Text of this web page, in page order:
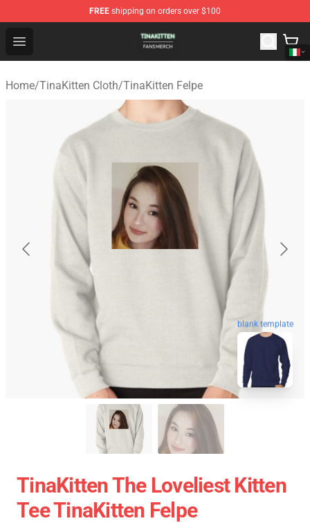
FREE shipping on orders over $100
Open menu
TinaKitten Shop - Official TinaKitten Merchandise Store
Home/TinaKitten Cloth/TinaKitten Felpe
blank template
TinaKitten The Loveliest Kitten
Tee TinaKitten Felpe